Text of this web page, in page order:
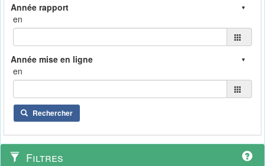
en
en
Rechercher
Filtres